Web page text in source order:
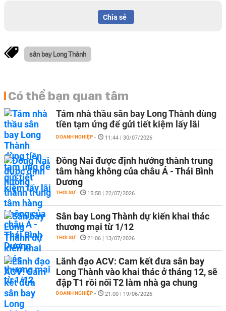
Chia sẻ
sân bay Long Thành
Có thể bạn quan tâm
Tám nhà thầu sân bay Long Thành dùng
tiền tạm ứng để gửi tiết kiệm lấy lãi
DOANH NGHIỆP - 11:44 | 30/07/2026
Đồng Nai được định hướng thành trung
tâm hàng không của châu Á - Thái Bình
Dương
THỜI SỰ - 15:58 | 22/07/2026
Sân bay Long Thành dự kiến khai thác
thương mại từ 1/12
THỜI SỰ - 21:06 | 13/07/2026
Lãnh đạo ACV: Cam kết đưa sân bay
Long Thành vào khai thác ở tháng 12, sẽ
đập T1 rồi nối T2 làm nhà ga chung
DOANH NGHIỆP - 21:00 | 19/06/2026